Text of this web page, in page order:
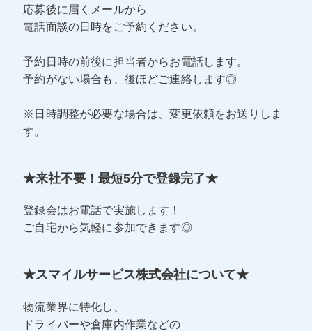
応募後に届くメールから
電話面談の日時をご予約ください。
予約日時の前後に担当者からお電話します。
予約がない場合も、後ほどご連絡します◎
※日時調整が必要な場合は、変更依頼をお送りしま
す。
★来社不要！最短5分で登録完了★
登録会はお電話で実施します！
ご自宅から気軽に参加できます◎
★スマイルサービス株式会社について★
物流業界に特化し、
ドライバーや倉庫内作業などの